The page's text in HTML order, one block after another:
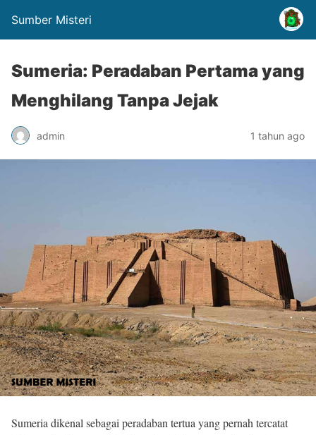
Sumber Misteri
Sumeria: Peradaban Pertama yang
Menghilang Tanpa Jejak
admin 1 tahun ago
Sumeria dikenal sebagai peradaban tertua yang pernah tercatat